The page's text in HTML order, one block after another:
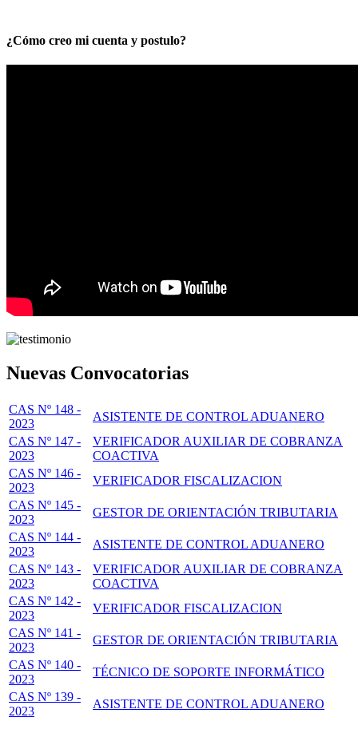
¿Cómo creo mi cuenta y postulo?
Nuevas Convocatorias
CAS Nº 148 -
2023
ASISTENTE DE CONTROL ADUANERO
CAS Nº 147 -
2023
VERIFICADOR AUXILIAR DE COBRANZA
COACTIVA
CAS Nº 146 -
2023
VERIFICADOR FISCALIZACION
CAS Nº 145 -
2023
GESTOR DE ORIENTACIÓN TRIBUTARIA
CAS Nº 144 -
2023
ASISTENTE DE CONTROL ADUANERO
CAS Nº 143 -
2023
VERIFICADOR AUXILIAR DE COBRANZA
COACTIVA
CAS Nº 142 -
2023
VERIFICADOR FISCALIZACION
CAS Nº 141 -
2023
GESTOR DE ORIENTACIÓN TRIBUTARIA
CAS Nº 140 -
2023
TÉCNICO DE SOPORTE INFORMÁTICO
CAS Nº 139 -
2023
ASISTENTE DE CONTROL ADUANERO